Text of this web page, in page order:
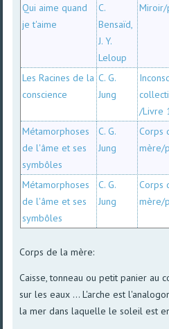
Qui aime quand
je t'aime
C.
Bensaïd,
J. Y.
Leloup
Miroir/
Les Racines de la
conscience
C. G.
Jung
/Livre
Métamorphoses
de l'âme et ses
symbôles
C. G.
Jung
Corps
mère/
Métamorphoses
de l'âme et ses
symbôles
C. G.
Jung
Corps
mère/
Corps de la mère:
Caisse, tonneau ou petit panier au
sur les eaux ... L'arche est
la mer dans laquelle le soleil est